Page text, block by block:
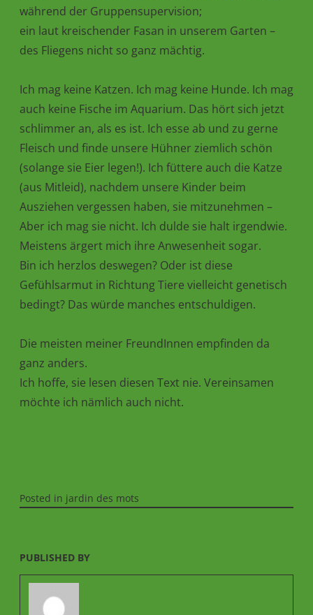
während der Gruppensupervision;
ein laut kreischender Fasan in unserem Garten –
des Fliegens nicht so ganz mächtig.
Ich mag keine Katzen. Ich mag keine Hunde. Ich mag
auch keine Fische im Aquarium. Das hört sich jetzt
schlimmer an, als es ist. Ich esse ab und zu gerne
Fleisch und finde unsere Hühner ziemlich schön
(solange sie Eier legen!). Ich füttere auch die Katze
(aus Mitleid), nachdem unsere Kinder beim
Ausziehen vergessen haben, sie mitzunehmen –
Aber ich mag sie nicht. Ich dulde sie halt irgendwie.
Meistens ärgert mich ihre Anwesenheit sogar.
Bin ich herzlos deswegen? Oder ist diese
Gefühlsarmut in Richtung Tiere vielleicht genetisch
bedingt? Das würde manches entschuldigen.
Die meisten meiner FreundInnen empfinden da
ganz anders.
Ich hoffe, sie lesen diesen Text nie. Vereinsamen
möchte ich nämlich auch nicht.
Posted in jardin des mots
PUBLISHED BY